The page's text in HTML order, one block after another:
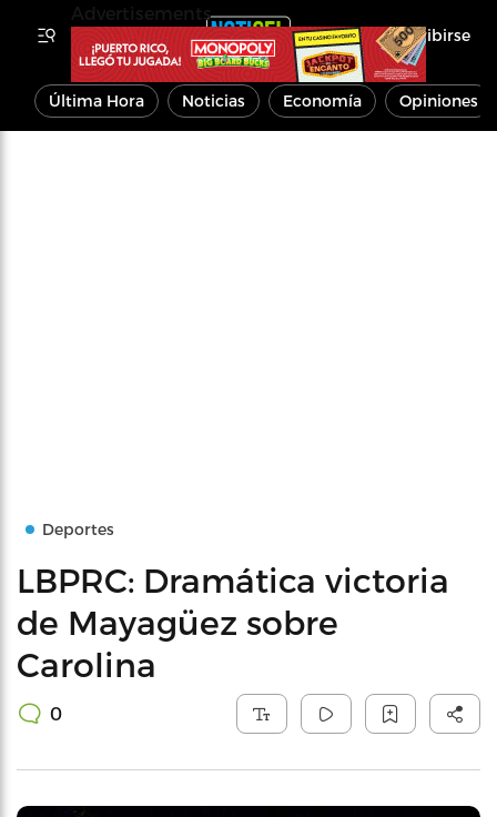
Inscribirse
Última Hora Noticias Economía Opiniones
Deportes
LBPRC: Dramática victoria
de Mayagüez sobre
Carolina
0
Advertisements